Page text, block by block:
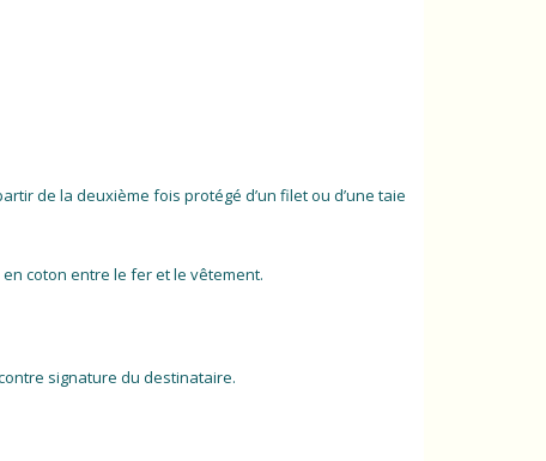
de la deuxième fois protégé d’un filet ou d’une taie
coton entre le fer et le vêtement.
signature du destinataire.